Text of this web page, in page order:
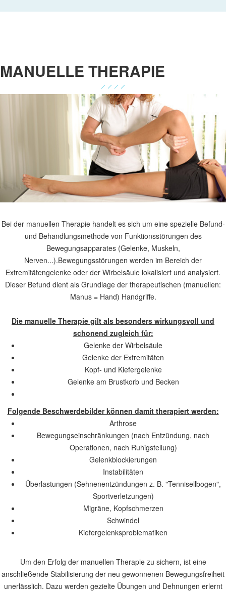
MANUELLE THERAPIE
Bei der manuellen Therapie handelt es sich um eine spezielle Befund-
und Behandlungsmethode von Funktionsstörungen des
Bewegungsapparates (Gelenke, Muskeln,
Nerven...).Bewegungsstörungen werden im Bereich der
Extremitätengelenke oder der Wirbelsäule lokalisiert und analysiert.
Dieser Befund dient als Grundlage der therapeutischen (manuellen:
Manus = Hand) Handgriffe.
Die manuelle Therapie gilt als besonders wirkungsvoll und
schonend zugleich für:
Gelenke der Wirbelsäule
Gelenke der Extremitäten
Kopf- und Kiefergelenke
Gelenke am Brustkorb und Becken
Folgende Beschwerdebilder können damit therapiert werden:
Arthrose
Bewegungseinschränkungen (nach Entzündung, nach
Operationen, nach Ruhigstellung)
Gelenkblockierungen
Instabilitäten
Überlastungen (Sehnenentzündungen z. B. "Tennisellbogen",
Sportverletzungen)
Migräne, Kopfschmerzen
Schwindel
Kiefergelenksproblematiken
Um den Erfolg der manuellen Therapie zu sichern, ist eine
anschließende Stabilisierung der neu gewonnenen Bewegungsfreiheit
unerlässlich. Dazu werden gezielte Übungen und Dehnungen erlernt